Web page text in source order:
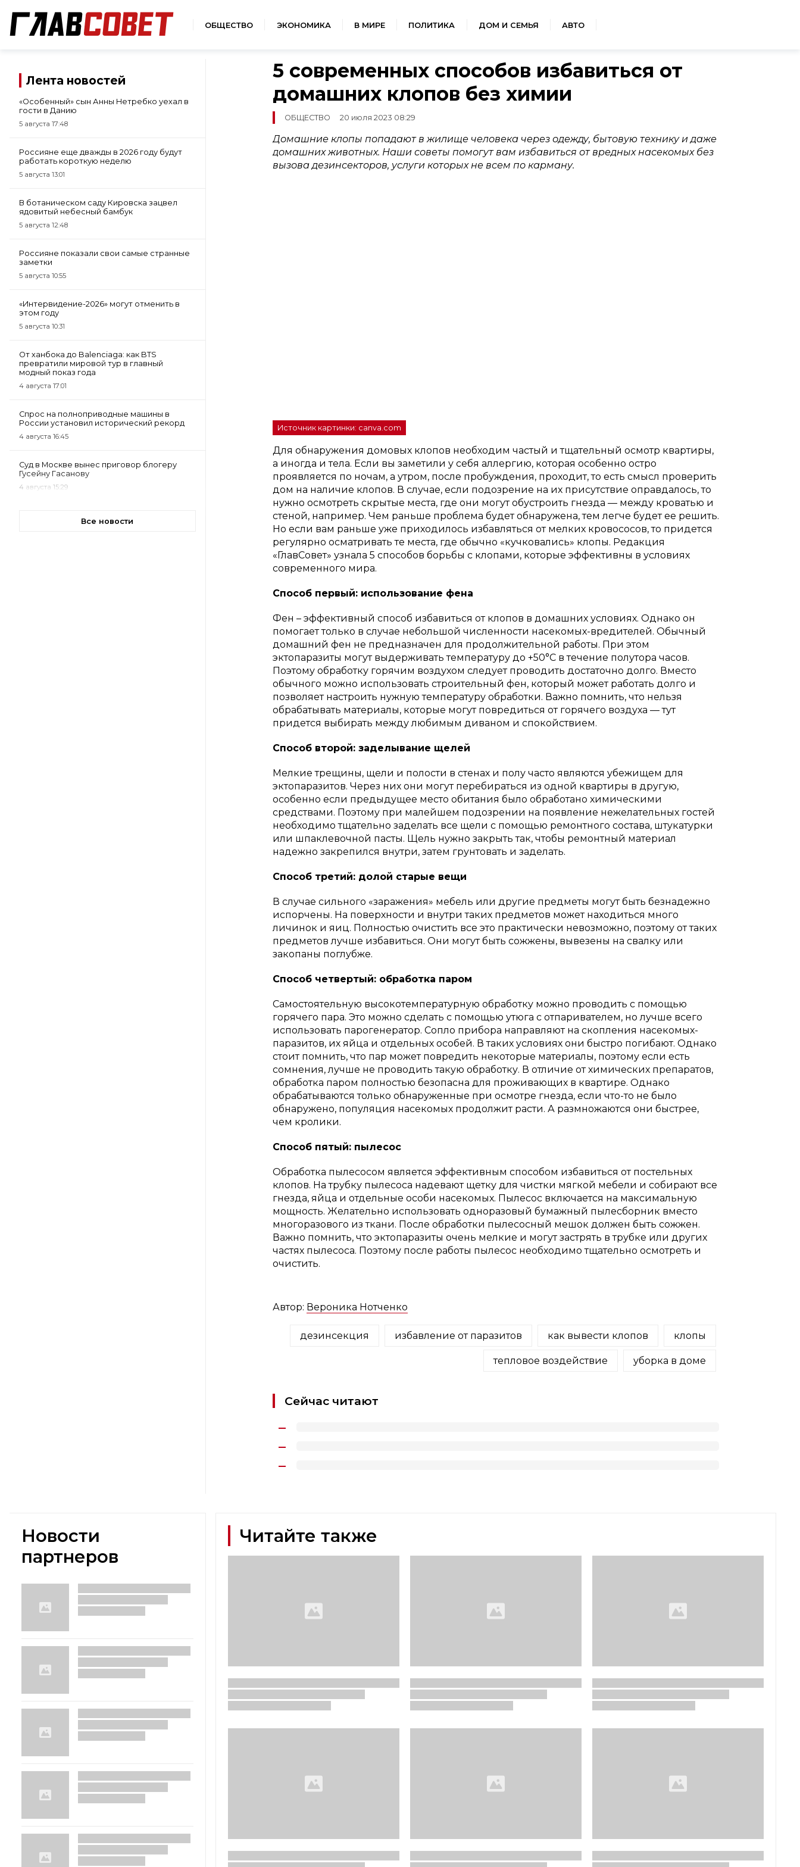
ОБЩЕСТВО ЭКОНОМИКА В МИРЕ ПОЛИТИКА ДОМ И СЕМЬЯ АВТО
Лента новостей
«Особенный» сын Анны Нетребко уехал в
гости в Данию
5 августа 17:48
Россияне еще дважды в 2026 году будут
работать короткую неделю
5 августа 13:01
В ботаническом саду Кировска зацвел
ядовитый небесный бамбук
5 августа 12:48
Россияне показали свои самые странные
заметки
5 августа 10:55
«Интервидение-2026» могут отменить в
этом году
5 августа 10:31
От ханбока до Balenciaga: как BTS
превратили мировой тур в главный
модный показ года
4 августа 17:01
Спрос на полноприводные машины в
России установил исторический рекорд
4 августа 16:45
Суд в Москве вынес приговор блогеру
Гусейну Гасанову
4 августа 15:29
Все новости
5 современных способов избавиться от
домашних клопов без химии
ОБЩЕСТВО 20 июля 2023 08:29
Домашние клопы попадают в жилище человека через одежду, бытовую технику и даже
домашних животных. Наши советы помогут вам избавиться от вредных насекомых без
вызова дезинсекторов, услуги которых не всем по карману.
Источник картинки: canva.com
Для обнаружения домовых клопов необходим частый и тщательный осмотр квартиры,
а иногда и тела. Если вы заметили у себя аллергию, которая особенно остро
проявляется по ночам, а утром, после пробуждения, проходит, то есть смысл проверить
дом на наличие клопов. В случае, если подозрение на их присутствие оправдалось, то
нужно осмотреть скрытые места, где они могут обустроить гнезда — между кроватью и
стеной, например. Чем раньше проблема будет обнаружена, тем легче будет ее решить.
Но если вам раньше уже приходилось избавляться от мелких кровососов, то придется
регулярно осматривать те места, где обычно «кучковались» клопы. Редакция
«ГлавСовет» узнала 5 способов борьбы с клопами, которые эффективны в условиях
современного мира.
Способ первый: использование фена
Фен – эффективный способ избавиться от клопов в домашних условиях. Однако он
помогает только в случае небольшой численности насекомых-вредителей. Обычный
домашний фен не предназначен для продолжительной работы. При этом
эктопаразиты могут выдерживать температуру до +50°C в течение полутора часов.
Поэтому обработку горячим воздухом следует проводить достаточно долго. Вместо
обычного можно использовать строительный фен, который может работать долго и
позволяет настроить нужную температуру обработки. Важно помнить, что нельзя
обрабатывать материалы, которые могут повредиться от горячего воздуха — тут
придется выбирать между любимым диваном и спокойствием.
Способ второй: заделывание щелей
Мелкие трещины, щели и полости в стенах и полу часто являются убежищем для
эктопаразитов. Через них они могут перебираться из одной квартиры в другую,
особенно если предыдущее место обитания было обработано химическими
средствами. Поэтому при малейшем подозрении на появление нежелательных гостей
необходимо тщательно заделать все щели с помощью ремонтного состава, штукатурки
или шпаклевочной пасты. Щель нужно закрыть так, чтобы ремонтный материал
надежно закрепился внутри, затем грунтовать и заделать.
Способ третий: долой старые вещи
В случае сильного «заражения» мебель или другие предметы могут быть безнадежно
испорчены. На поверхности и внутри таких предметов может находиться много
личинок и яиц. Полностью очистить все это практически невозможно, поэтому от таких
предметов лучше избавиться. Они могут быть сожжены, вывезены на свалку или
закопаны поглубже.
Способ четвертый: обработка паром
Самостоятельную высокотемпературную обработку можно проводить с помощью
горячего пара. Это можно сделать с помощью утюга с отпаривателем, но лучше всего
использовать парогенератор. Сопло прибора направляют на скопления насекомых-
паразитов, их яйца и отдельных особей. В таких условиях они быстро погибают. Однако
стоит помнить, что пар может повредить некоторые материалы, поэтому если есть
сомнения, лучше не проводить такую обработку. В отличие от химических препаратов,
обработка паром полностью безопасна для проживающих в квартире. Однако
обрабатываются только обнаруженные при осмотре гнезда, если что-то не было
обнаружено, популяция насекомых продолжит расти. А размножаются они быстрее,
чем кролики.
Способ пятый: пылесос
Обработка пылесосом является эффективным способом избавиться от постельных
клопов. На трубку пылесоса надевают щетку для чистки мягкой мебели и собирают все
гнезда, яйца и отдельные особи насекомых. Пылесос включается на максимальную
мощность. Желательно использовать одноразовый бумажный пылесборник вместо
многоразового из ткани. После обработки пылесосный мешок должен быть сожжен.
Важно помнить, что эктопаразиты очень мелкие и могут застрять в трубке или других
частях пылесоса. Поэтому после работы пылесос необходимо тщательно осмотреть и
очистить.
Автор: Вероника Нотченко
дезинсекция избавление от паразитов как вывести клопов клопы
тепловое воздействие уборка в доме
Сейчас читают
Новости
партнеров
Читайте также